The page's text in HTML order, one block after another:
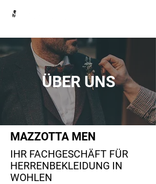
ÜBER UNS
MAZZOTTA MEN
IHR FACHGESCHÄFT FÜR
HERRENBEKLEIDUNG IN
WOHLEN